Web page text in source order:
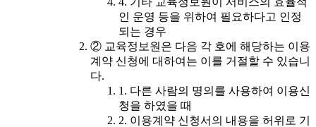
인 운영 등을 위하여 필요하다고 인정
되는 경우
② 교육정보원은 다음 각 호에 해당하는 이용
계약 신청에 대하여는 이를 거절할 수 있습니
다.
1. 다른 사람의 명의를 사용하여 이용신
청을 하였을 때
2. 이용계약 신청서의 내용을 허위로 기